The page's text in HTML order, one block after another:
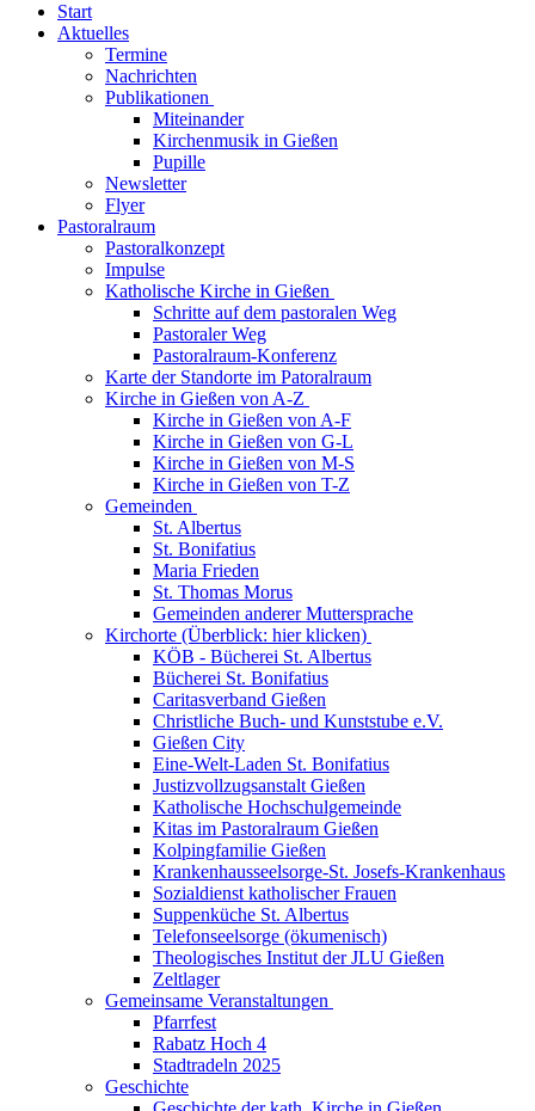
Start
Aktuelles
Termine
Nachrichten
Publikationen
Miteinander
Kirchenmusik in Gießen
Pupille
Newsletter
Flyer
Pastoralraum
Pastoralkonzept
Impulse
Katholische Kirche in Gießen
Schritte auf dem pastoralen Weg
Pastoraler Weg
Pastoralraum-Konferenz
Karte der Standorte im Patoralraum
Kirche in Gießen von A-Z
Kirche in Gießen von A-F
Kirche in Gießen von G-L
Kirche in Gießen von M-S
Kirche in Gießen von T-Z
Gemeinden
St. Albertus
St. Bonifatius
Maria Frieden
St. Thomas Morus
Gemeinden anderer Muttersprache
Kirchorte (Überblick: hier klicken)
KÖB - Bücherei St. Albertus
Bücherei St. Bonifatius
Caritasverband Gießen
Christliche Buch- und Kunststube e.V.
Gießen City
Eine-Welt-Laden St. Bonifatius
Justizvollzugsanstalt Gießen
Katholische Hochschulgemeinde
Kitas im Pastoralraum Gießen
Kolpingfamilie Gießen
Krankenhausseelsorge-St. Josefs-Krankenhaus
Sozialdienst katholischer Frauen
Suppenküche St. Albertus
Telefonseelsorge (ökumenisch)
Theologisches Institut der JLU Gießen
Zeltlager
Gemeinsame Veranstaltungen
Pfarrfest
Rabatz Hoch 4
Stadtradeln 2025
Geschichte